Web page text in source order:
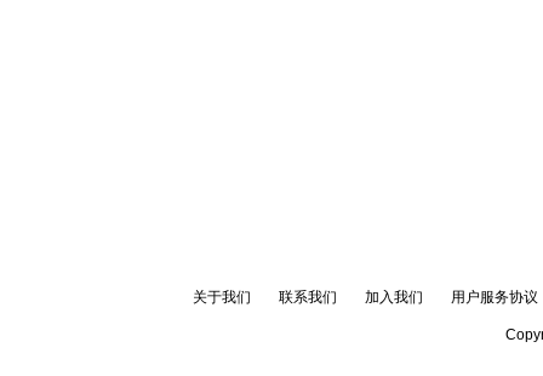
关于我们 联系我们 加入我们 用户服务协议